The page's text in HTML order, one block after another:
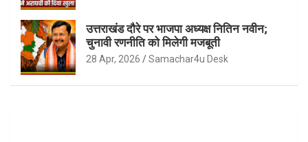
उत्तराखंड दौरे पर भाजपा अध्यक्ष नितिन नवीन;
चुनावी रणनीति को मिलेगी मजबूती
28 Apr, 2026 Samachar4u Desk